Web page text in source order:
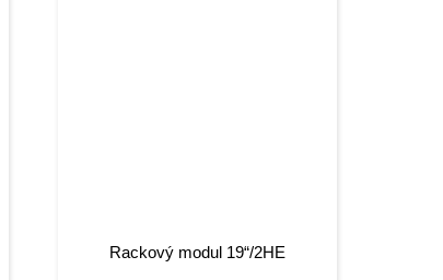
Rackový modul 19“/2HE